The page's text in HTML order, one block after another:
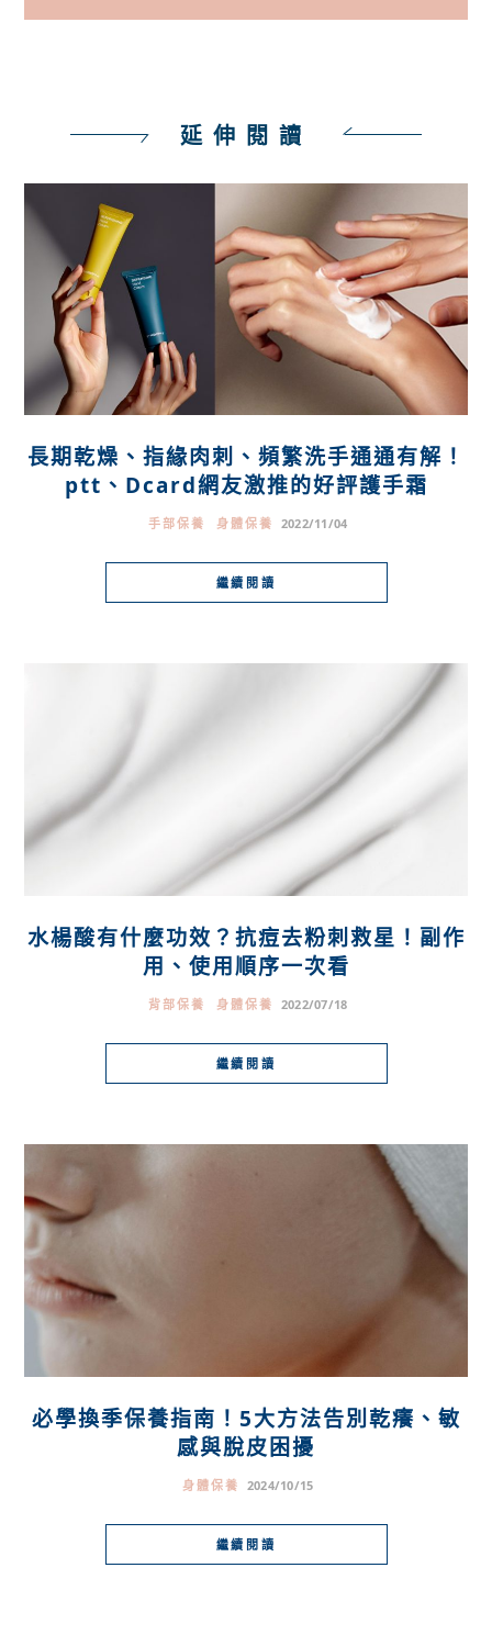
延伸閱讀
長期乾燥、指緣肉刺、頻繁洗手通通有解！
ptt、Dcard網友激推的好評護手霜
手部保養 身體保養 2022/11/04
繼續閱讀
水楊酸有什麼功效？抗痘去粉刺救星！副作
用、使用順序一次看
背部保養 身體保養 2022/07/18
繼續閱讀
必學換季保養指南！5大方法告別乾癢、敏
感與脫皮困擾
身體保養 2024/10/15
繼續閱讀